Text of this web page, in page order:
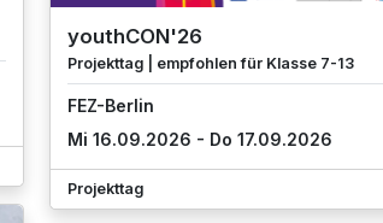
youthCON'26
Projekttag | empfohlen für Klasse 7-13
FEZ-Berlin
Mi 16.09.2026 - Do 17.09.2026
Projekttag